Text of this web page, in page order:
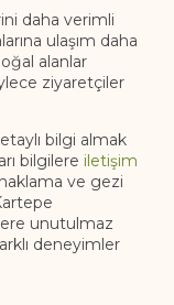
daha verimli
ulaşım daha
alanlar
ziyaretçiler
bilgi almak
bilgilere iletişim
ve gezi
unutulmaz
deneyimler